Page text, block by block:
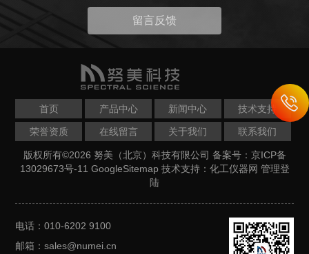
留言反馈
首页 产品中心 新闻中心 技术支持
荣誉资质 在线留言 关于我们 联系我们
版权所有©2026 努美（北京）科技有限公司 备案号：京ICP备
13029673号-11 GoogleSitemap 技术支持： 化工仪器网 管理登
陆
电话：010-6202 9100
邮箱：sales@numei.cn